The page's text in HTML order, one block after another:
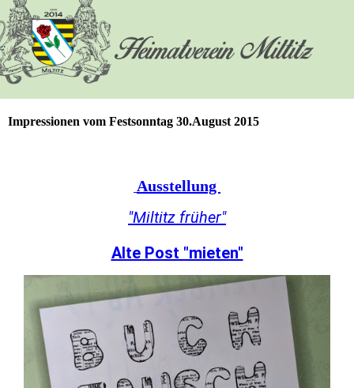
Impressionen vom Festsonntag 30.August 2015
Ausstellung
"Miltitz früher"
Alte Post "mieten"